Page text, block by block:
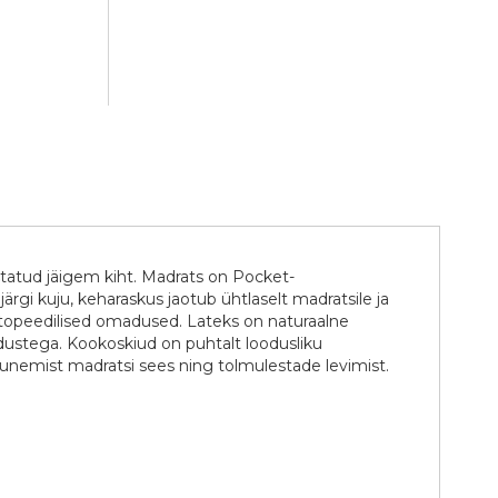
jäigem kiht. Madrats on Pocket-
kuju, keharaskus jaotub ühtlaselt madratsile ja
omadused. Lateks on naturaalne
Kookoskiud on puhtalt loodusliku
madratsi sees ning tolmulestade levimist.